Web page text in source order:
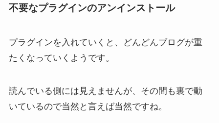
不要なプラグインのアンインストール
プラグインを入れていくと、どんどんブログが重
たくなっていくようです。
読んでいる側には見えませんが、その間も裏で動
いているので当然と言えば当然ですね。